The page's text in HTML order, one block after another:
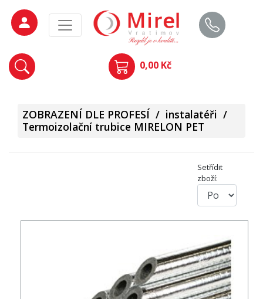
0,00 Kč
ZOBRAZENÍ DLE PROFESÍ / instalatéři /
Termoizolační trubice MIRELON PET
Setřídit
zboží: